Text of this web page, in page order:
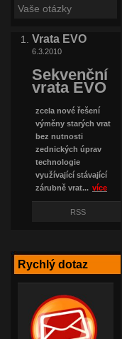
Vaše otázky
Vrata EVO
6.3.2010
Sekvenční
vrata EVO
zcela nové řešení
výměny starých vrat
bez nutnosti
zednických úprav
technologie
využívající stávající
zárubně vrat... více
RSS
Rychlý dotaz